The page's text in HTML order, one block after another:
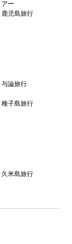
アー
鹿児島旅行
与論旅行
種子島旅行
久米島旅行